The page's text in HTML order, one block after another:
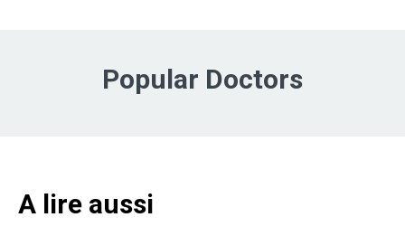
Popular Doctors
A lire aussi